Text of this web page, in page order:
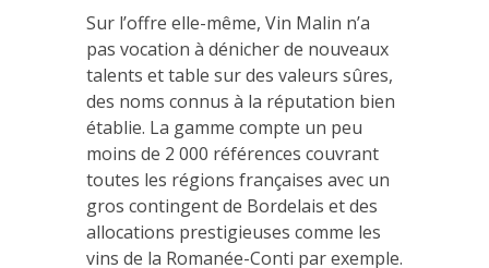
Sur l’offre elle-même, Vin Malin n’a
pas vocation à dénicher de nouveaux
talents et table sur des valeurs sûres,
des noms connus à la réputation bien
établie. La gamme compte un peu
moins de 2 000 références couvrant
toutes les régions françaises avec un
gros contingent de Bordelais et des
allocations prestigieuses comme les
vins de la Romanée-Conti par exemple.